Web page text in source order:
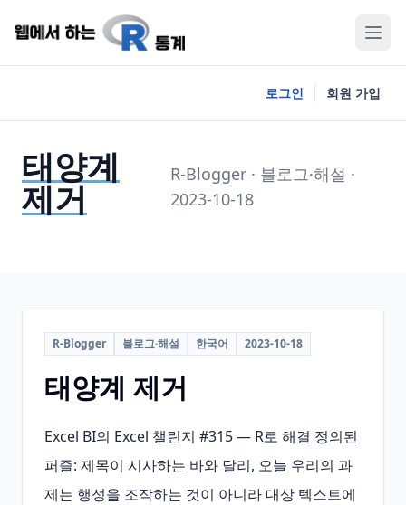
로그인 회원 가입
태양계
제거
R-Blogger · 블로그·해설 ·
2023-10-18
R-Blogger 블로그·해설 한국어 2023-10-18
태양계 제거
Excel BI의 Excel 챌린지 #315 — R로 해결 정의된
퍼즐: 제목이 시사하는 바와 달리, 오늘 우리의 과
제는 행성을 조작하는 것이 아니라 대상 텍스트에